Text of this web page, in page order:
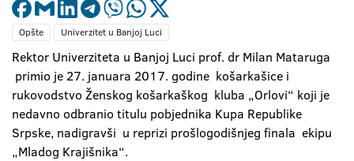
Opšte Univerzitet u Banjoj Luci
Rektor Univerziteta u Banjoj Luci prof. dr Milan Mataruga
primio je 27. januara 2017. godine košarkašice i
rukovodstvo Ženskog košarkaškog kluba „Orlovi“ koji je
nedavno odbranio titulu pobjednika Kupa Republike
Srpske, nadigravši u reprizi prošlogodišnjeg finala ekipu
„Mladog Krajišnika“.